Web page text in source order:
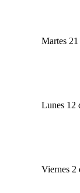
Martes
Lunes 12
Viernes 2